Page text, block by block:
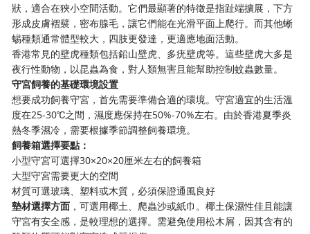
狀，適合在狹小空間活動。它們最顯著的特徵是指趾端擴展，下方
形成皮膚褶襞，密布腺毛，讓它們能在光滑平面上爬行。而其他蜥
蜴種類通常體型較大，四肢更發達，更適應地面活動。
香港常見的壁虎種類包括鉛山壁虎、多疣壁虎等。這些壁虎大多是
夜行性動物，以昆蟲為食，對人類無害且能幫助控制蚊蟲數量。
守宮飼養的基礎環境設置
想要成功飼養守宮，首先需要準備合適的環境。守宮適宜的生活溫
度在25-30℃之間，濕度應保持在50%-70%左右。由於香港夏季炎
熱冬季濕冷，需要根據季節調整飼養環境。
飼養箱選擇要點：
小型守宮可選擇30×20×20厘米左右的飼養箱
大型守宮需要更大的空間
材質可選玻璃、塑料或木質，必須保證通風良好
墊材選擇方面 ，可選用椰土、爬蟲沙或紙巾。椰土保濕性佳且能讓
守宮有安全感，是較理想的選擇。需避免使用松木屑，因其含有的